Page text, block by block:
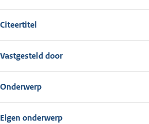
Citeertitel
Vastgesteld door
Onderwerp
Eigen onderwerp